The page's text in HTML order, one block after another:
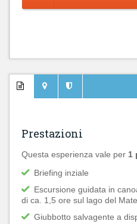
Prestazioni
Questa esperienza vale per 1
Briefing inziale
Escursione guidata in
di ca. 1,5 ore sul lago del
Giubbotto salvagente a